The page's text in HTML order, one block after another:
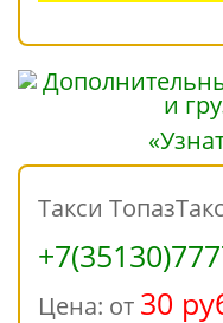
Такси
Цена: от 30